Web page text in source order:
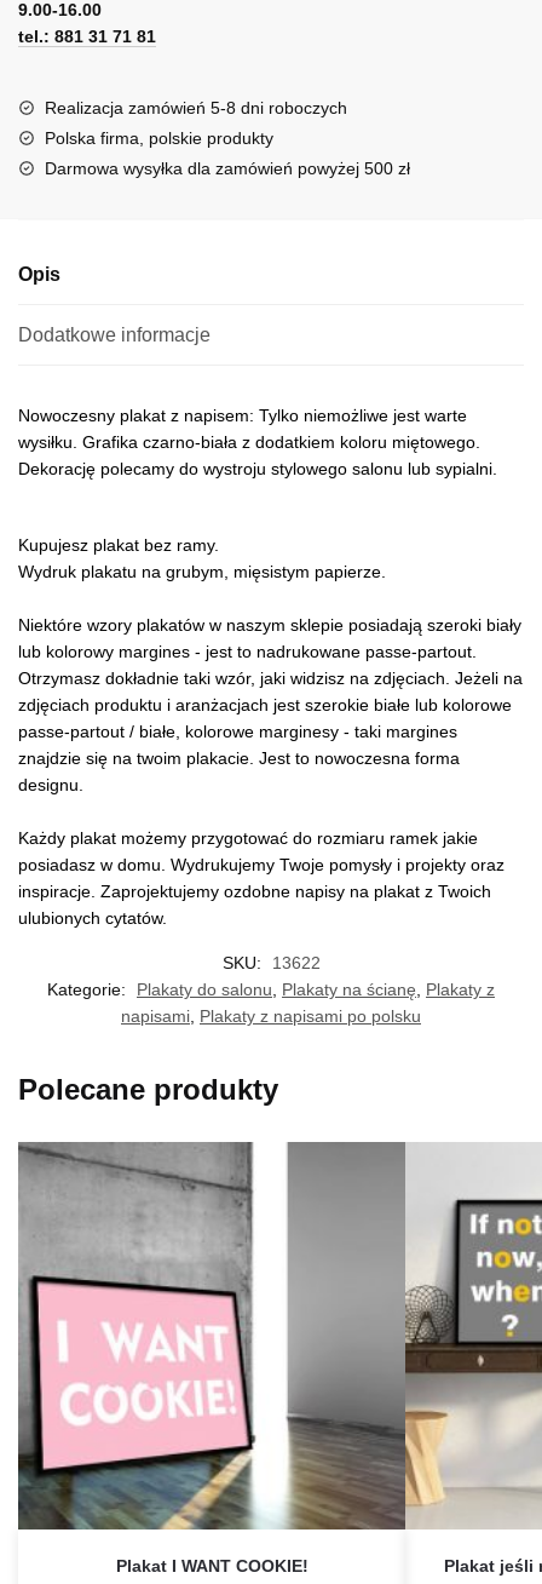
jest
warte
e
r
a
t
i
9.00-16.00
tel.: 881 31 71 81
Realizacja zamówień 5-8 dni roboczych
Polska firma, polskie produkty
Darmowa wysyłka dla zamówień powyżej 500 zł
Opis
Dodatkowe informacje
Nowoczesny plakat z napisem: Tylko niemożliwe jest warte
wysiłku. Grafika czarno-biała z dodatkiem koloru miętowego.
Dekorację polecamy do wystroju stylowego salonu lub sypialni.
Kupujesz plakat bez ramy.
Wydruk plakatu na grubym, mięsistym papierze.
Niektóre wzory plakatów w naszym sklepie posiadają szeroki biały
lub kolorowy margines - jest to nadrukowane passe-partout.
Otrzymasz dokładnie taki wzór, jaki widzisz na zdjęciach. Jeżeli na
zdjęciach produktu i aranżacjach jest szerokie białe lub kolorowe
passe-partout / białe, kolorowe marginesy - taki margines
znajdzie się na twoim plakacie. Jest to nowoczesna forma
designu.
Każdy plakat możemy przygotować do rozmiaru ramek jakie
posiadasz w domu. Wydrukujemy Twoje pomysły i projekty oraz
inspiracje. Zaprojektujemy ozdobne napisy na plakat z Twoich
ulubionych cytatów.
SKU:
13622
Kategorie:
Plakaty do salonu Plakaty na ścianę
Plakaty z
napisami Plakaty z napisami po polsku
Polecane produkty
Plakat I WANT COOKIE! Plakat jeśli